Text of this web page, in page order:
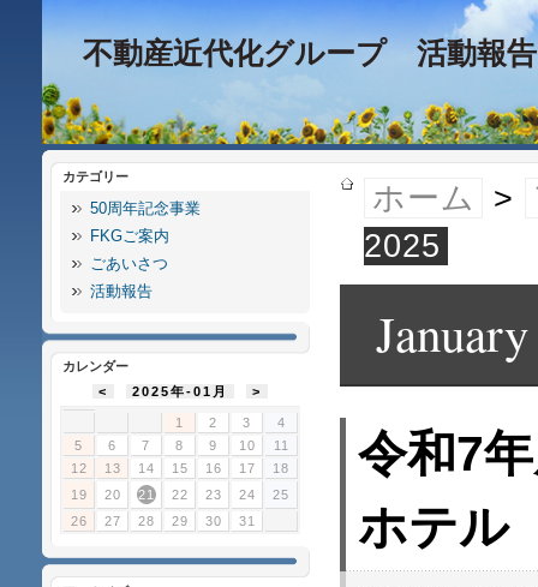
不動産近代化グループ 活動報告
ホーム >
2025
令和7
ホテル
カテゴリー
50周年記念事業
FKGご案内
ごあいさつ
活動報告
カレンダー
<
2025年-01月 >
1 2 3
4
5
6 7 8 9 10
11
12
13 14 15 16 17
18
19
20 21 22 23 24
25
26
27 28 29 30 31